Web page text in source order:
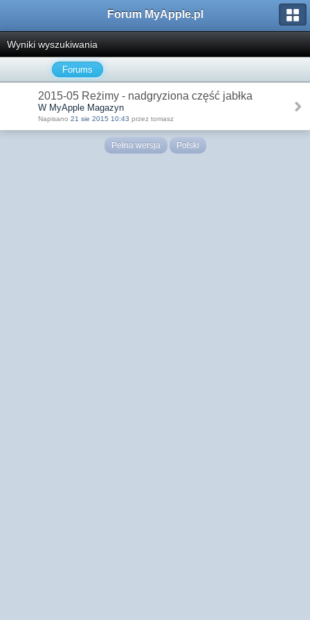
Forum MyApple.pl
Wyniki wyszukiwania
Forums
2015-05 Reżimy - nadgryziona część jabłka
W MyApple Magazyn
Napisano 21 sie 2015 10:43 przez tomasz
Pełna wersja Polski